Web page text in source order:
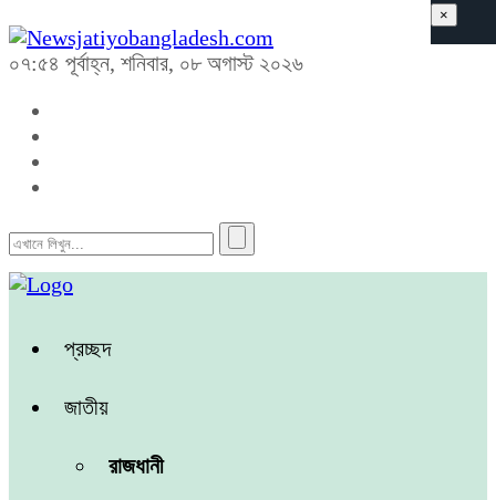
০৭:৫৪ পূর্বাহ্ন, শনিবার, ০৮ অগাস্ট ২০২৬
প্রচ্ছদ
জাতীয়
রাজধানী
×